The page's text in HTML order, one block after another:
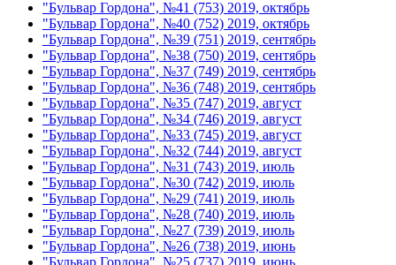
"Бульвар Гордона", №41 (753) 2019, октябрь
"Бульвар Гордона", №40 (752) 2019, октябрь
"Бульвар Гордона", №39 (751) 2019, сентябрь
"Бульвар Гордона", №38 (750) 2019, сентябрь
"Бульвар Гордона", №37 (749) 2019, сентябрь
"Бульвар Гордона", №36 (748) 2019, сентябрь
"Бульвар Гордона", №35 (747) 2019, август
"Бульвар Гордона", №34 (746) 2019, август
"Бульвар Гордона", №33 (745) 2019, август
"Бульвар Гордона", №32 (744) 2019, август
"Бульвар Гордона", №31 (743) 2019, июль
"Бульвар Гордона", №30 (742) 2019, июль
"Бульвар Гордона", №29 (741) 2019, июль
"Бульвар Гордона", №28 (740) 2019, июль
"Бульвар Гордона", №27 (739) 2019, июль
"Бульвар Гордона", №26 (738) 2019, июнь
"Бульвар Гордона", №25 (737) 2019, июнь